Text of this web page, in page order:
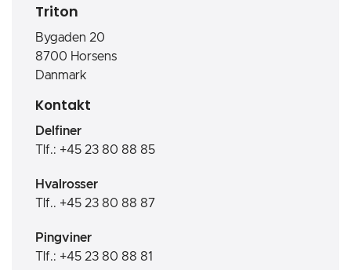
Triton
Bygaden 20
8700 Horsens
Danmark
Kontakt
Delfiner
Tlf.: +45 23 80 88 85
Hvalrosser
Tlf.. +45 23 80 88 87
Pingviner
Tlf.: +45 23 80 88 81